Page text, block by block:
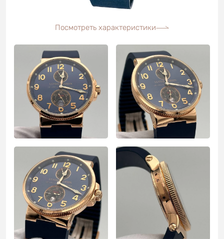
Посмотреть характеристики